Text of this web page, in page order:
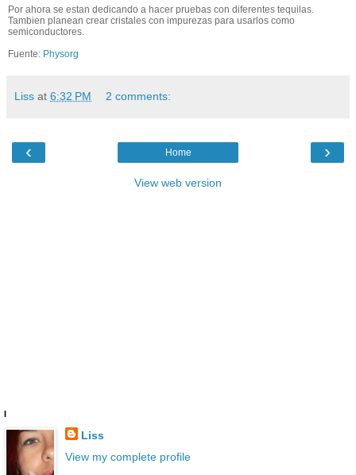
Por ahora se estan dedicando a hacer pruebas con diferentes tequilas.
Tambien planean crear cristales con impurezas para usarlos como
semiconductores.
Fuente: Physorg
Liss at 6:32 PM 2 comments:
‹ ›
Home
View web version
I
Liss
View my complete profile